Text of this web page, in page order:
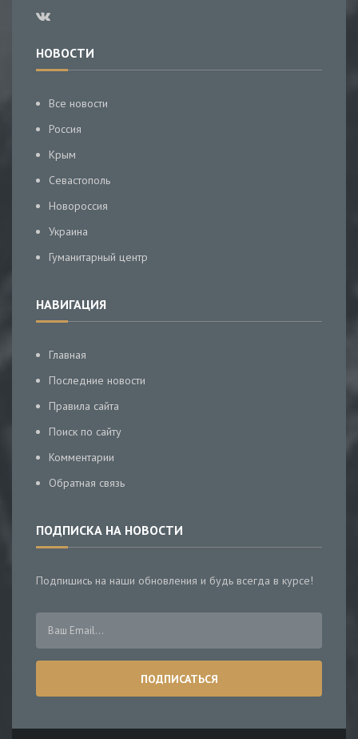
НОВОСТИ
Все новости
Россия
Крым
Севастополь
Новороссия
Украина
Гуманитарный центр
НАВИГАЦИЯ
Главная
Последние новости
Правила сайта
Поиск по сайту
Комментарии
Обратная связь
ПОДПИСКА НА НОВОСТИ
Подпишись на наши обновления и будь всегда в курсе!